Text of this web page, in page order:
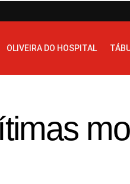
OLIVEIRA DO HOSPITAL